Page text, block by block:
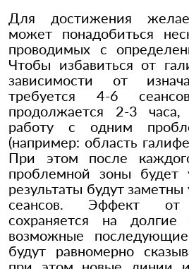
Для достижения
может понадобиться
проводимых с
Чтобы избавиться от
зависимости от
требуется 4-6
продолжается 2-3
работу с одним
(например: область
При этом после
проблемной зоны будет
результаты будут
сеансов. Эффект от
сохраняется на
возможные
будут равномерно